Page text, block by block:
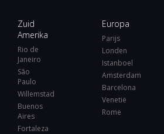
Zuid
Amerika
Rio de
Janeiro
São
Paulo
Willemstad
Buenos
Aires
Fortaleza
Europa
Parijs
Londen
Istanboel
Amsterdam
Barcelona
Venetië
Rome